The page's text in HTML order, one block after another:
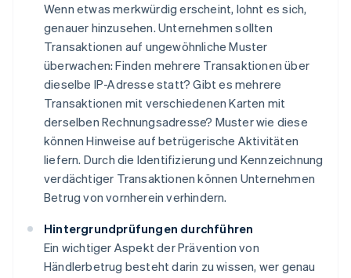
Wenn etwas merkwürdig erscheint, lohnt es sich,
genauer hinzusehen. Unternehmen sollten
Transaktionen auf ungewöhnliche Muster
überwachen: Finden mehrere Transaktionen über
dieselbe IP-Adresse statt? Gibt es mehrere
Transaktionen mit verschiedenen Karten mit
derselben Rechnungsadresse? Muster wie diese
können Hinweise auf betrügerische Aktivitäten
liefern. Durch die Identifizierung und Kennzeichnung
verdächtiger Transaktionen können Unternehmen
Betrug von vornherein verhindern.
Hintergrundprüfungen durchführen
Ein wichtiger Aspekt der Prävention von
Händlerbetrug besteht darin zu wissen, wer genau